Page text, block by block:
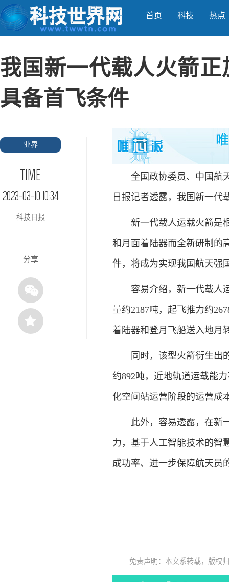
首页 科技 热点
我国新一代载人火箭
具备首飞条件
业界
TIME
2023-03-10 10:34
科技日报
分享
全国政协委员、中国航天
日报记者透露，我国新一代
新一代载人运载火箭是根
和月面着陆器而全新研制的
件，将成为实现我国航天强
容易介绍，新一代载人运
量约2187吨，起飞推力约
着陆器和登月飞船送入地月
同时，该型火箭衍生出的
约892吨，近地轨道运载能
化空间站运营阶段的运营成
此外，容易透露，在新一
力，基于人工智能技术的智
成功率、进一步保障航天员
免责声明：本文系转载，版权